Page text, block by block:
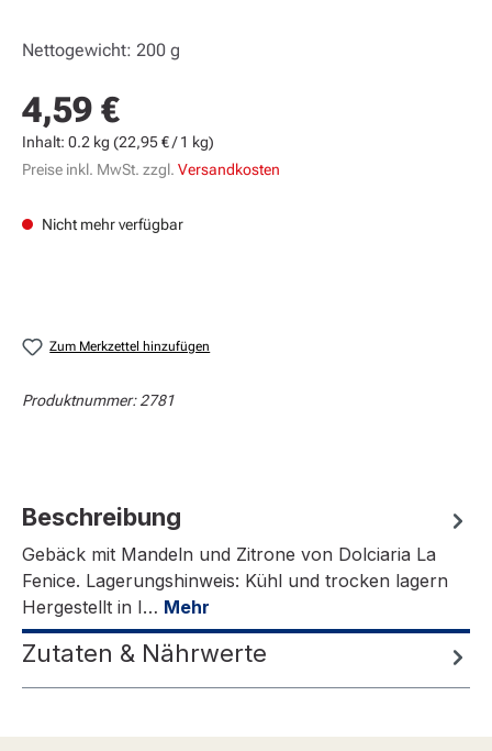
Nettogewicht: 200 g
Regulärer Preis:
4,59 €
Inhalt: 0.2 kg (22,95 € / 1 kg)
Preise inkl. MwSt. zzgl. Versandkosten
Nicht mehr verfügbar
Zum Merkzettel hinzufügen
Produktnummer:2781
Beschreibung
Gebäck mit Mandeln und Zitrone von Dolciaria La
Fenice. Lagerungshinweis: Kühl und trocken lagern
Hergestellt in I… Mehr
Zutaten & Nährwerte